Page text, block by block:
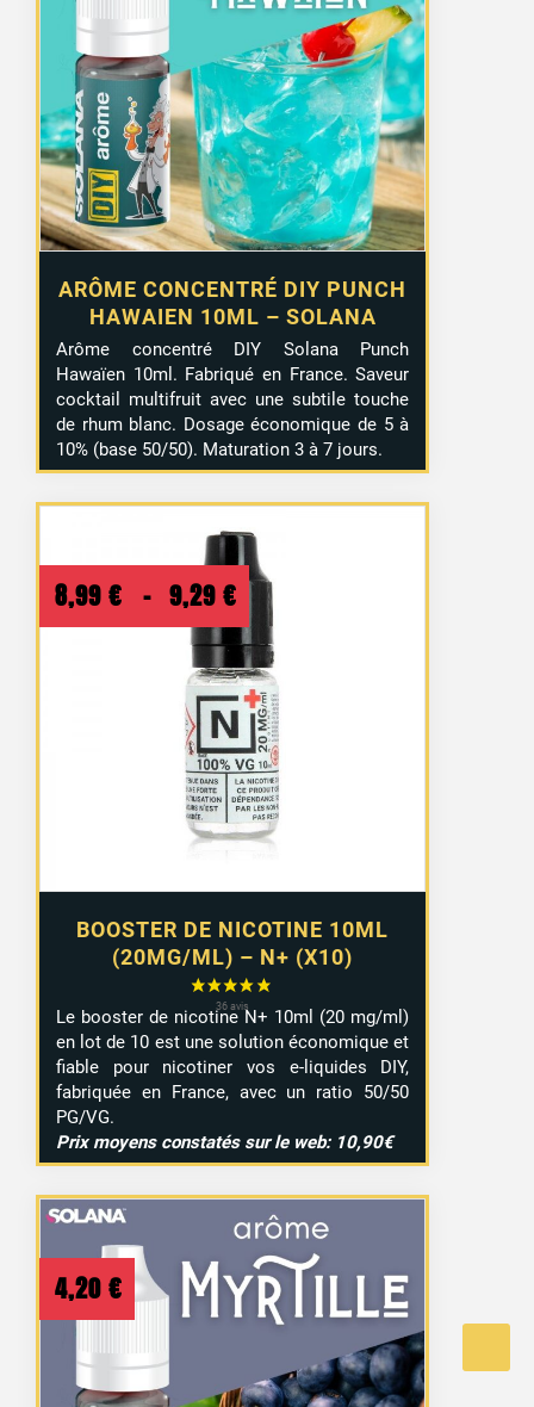
ARÔME CONCENTRÉ DIY PUNCH
HAWAIEN 10ML – SOLANA
Arôme concentré DIY Solana Punch
Hawaïen 10ml. Fabriqué en France. Saveur
cocktail multifruit avec une subtile touche
de rhum blanc. Dosage économique de 5 à
10% (base 50/50). Maturation 3 à 7 jours.
BOOSTER DE NICOTINE 10ML
(20MG/ML) – N+ (X10)
8,99 € – 9,29 € Plage
de
prix :
8,99 €
à
9,29 €
Le booster de nicotine N+ 10ml (20 mg/ml)
en lot de 10 est une solution économique et
fiable pour nicotiner vos e-liquides DIY,
fabriquée en France, avec un ratio 50/50
PG/VG.
Prix moyens constatés sur le web: 10,90€
4,20 €